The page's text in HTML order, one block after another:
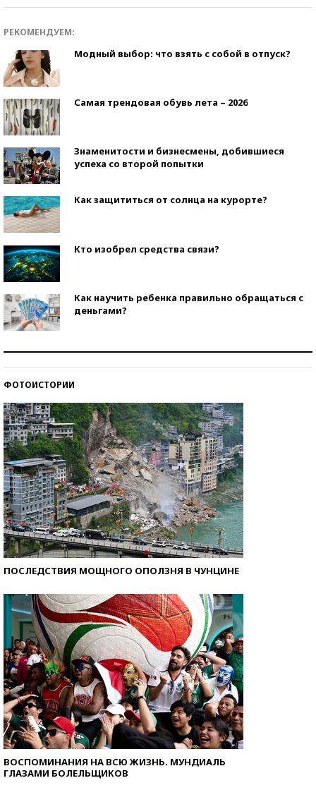
РЕКОМЕНДУЕМ:
Модный выбор: что взять с собой в отпуск?
Самая трендовая обувь лета – 2026
Знаменитости и бизнесмены, добившиеся
успеха со второй попытки
Как защититься от солнца на курорте?
Кто изобрел средства связи?
Как научить ребенка правильно обращаться с
деньгами?
ФОТОИСТОРИИ
ПОСЛЕДСТВИЯ МОЩНОГО ОПОЛЗНЯ В ЧУНЦИНЕ
ВОСПОМИНАНИЯ НА ВСЮ ЖИЗНЬ. МУНДИАЛЬ
ГЛАЗАМИ БОЛЕЛЬЩИКОВ